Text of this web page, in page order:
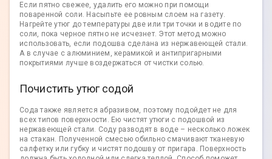
Если пятно свежее, удалить его можно при помощи
поваренной соли. Насыпьте ее ровным слоем на газету.
Нагрейте утюг до температуры две или три точки и водите по
соли, пока черное пятно не исчезнет. Этот метод можно
использовать, если подошва сделана из нержавеющей стали.
А в случае с алюминием, керамикой и антипригарными
покрытиями лучше воздержаться от чистки солью.
Почистить утюг содой
Сода также является абразивом, поэтому подойдет не для
всех типов поверхности. Ею чистят утюги с подошвой из
нержавеющей стали. Соду разводят в воде – несколько ложек
на стакан. Полученной смесью обильно смачивают тканевую
салфетку или губку и чистят подошву от пригара. Поверхность